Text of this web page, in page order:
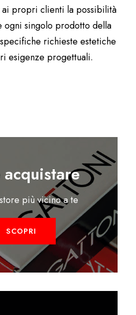
ai propri clienti la possibilità
ogni singolo prodotto della
richieste estetiche
esigenze progettuali.
acquistare
più vicino a te
SCOPRI